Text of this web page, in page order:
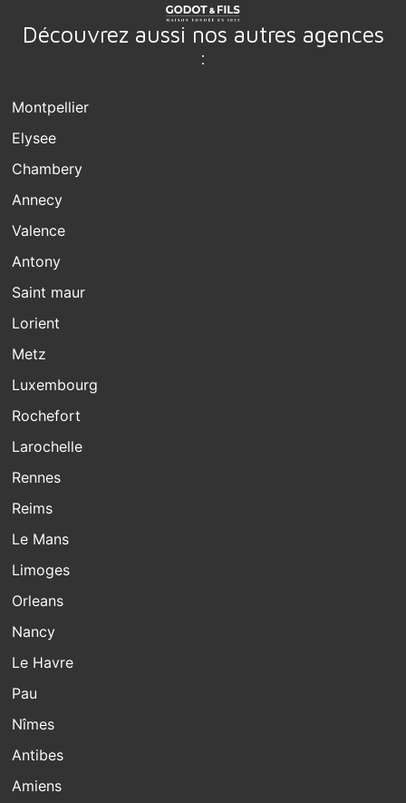
Découvrez aussi nos autres agences
:
Montpellier
Elysee
Chambery
Annecy
Valence
Antony
Saint maur
Lorient
Metz
Luxembourg
Rochefort
Larochelle
Rennes
Reims
Le Mans
Limoges
Orleans
Nancy
Le Havre
Pau
Nîmes
Antibes
Amiens